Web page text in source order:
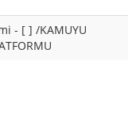
- [ ] /KAMUYU